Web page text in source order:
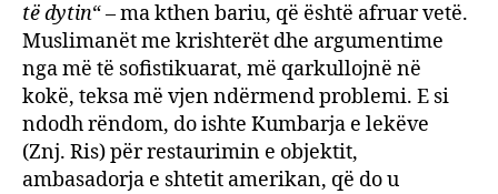
të dytin“ – ma kthen bariu, që është afruar vetë.
Muslimanët me krishterët dhe argumentime
nga më të sofistikuarat, më qarkullojnë në
kokë, teksa më vjen ndërmend problemi. E si
ndodh rëndom, do ishte Kumbarja e lekëve
(Znj. Ris) për restaurimin e objektit,
ambasadorja e shtetit amerikan, që do u